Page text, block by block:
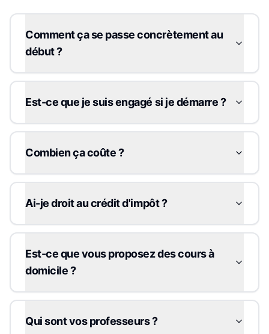
Comment ça se passe concrètement au
début ?
Est-ce que je suis engagé si je démarre ?
Combien ça coûte ?
Ai-je droit au crédit d'impôt ?
Est-ce que vous proposez des cours à
domicile ?
Qui sont vos professeurs ?